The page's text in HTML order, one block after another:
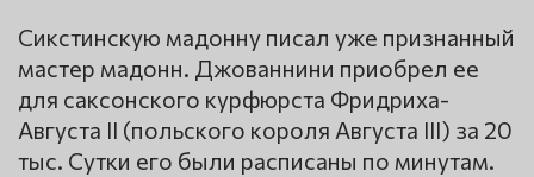
Сикстинскую мадонну писал уже признанный
мастер мадонн. Джованнини приобрел ее
для саксонского курфюрста Фридриха-
Августа II (польского короля Августа III) за 20
тыс. Сутки его были расписаны по минутам.